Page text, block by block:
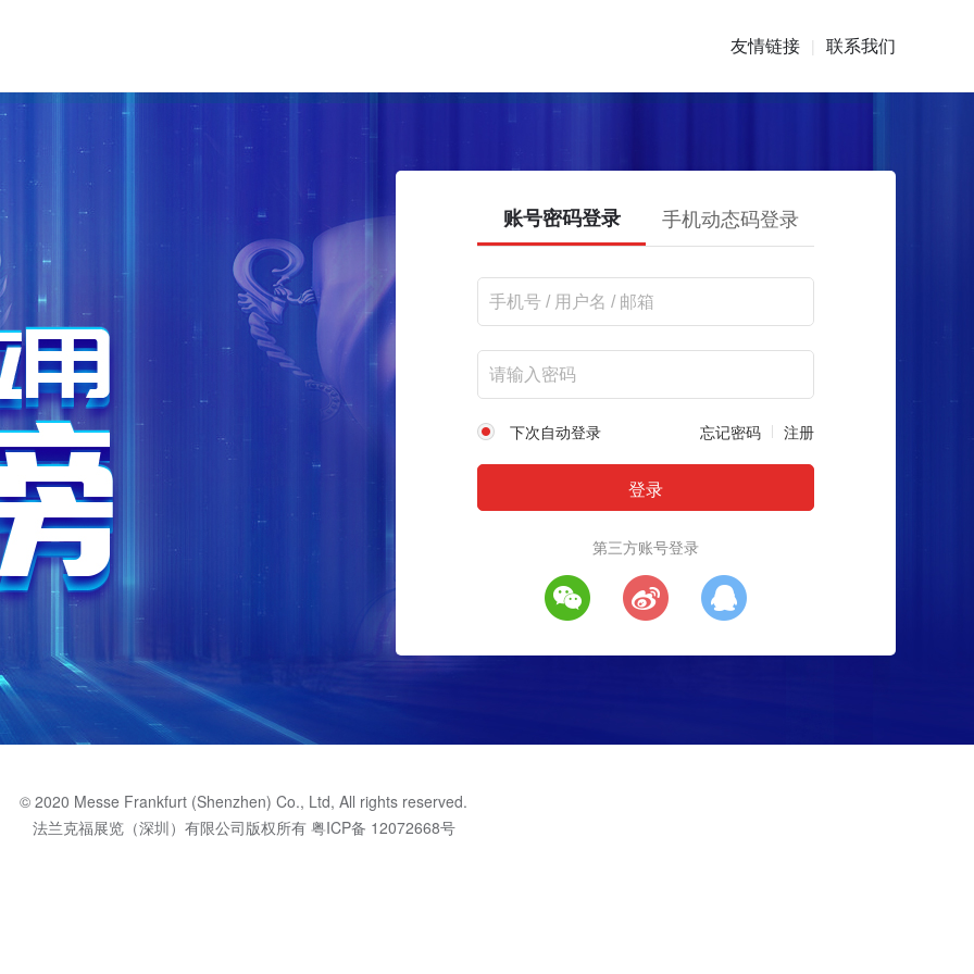
友情链接 | 联系我们
账号密码登录 手机动态码登录
下次自动登录 忘记密码 注册
第三方账号登录
© 2020 Messe Frankfurt (Shenzhen) Co., Ltd, All rights reserved.
法兰克福展览（深圳）有限公司版权所有 粤ICP备 12072668号